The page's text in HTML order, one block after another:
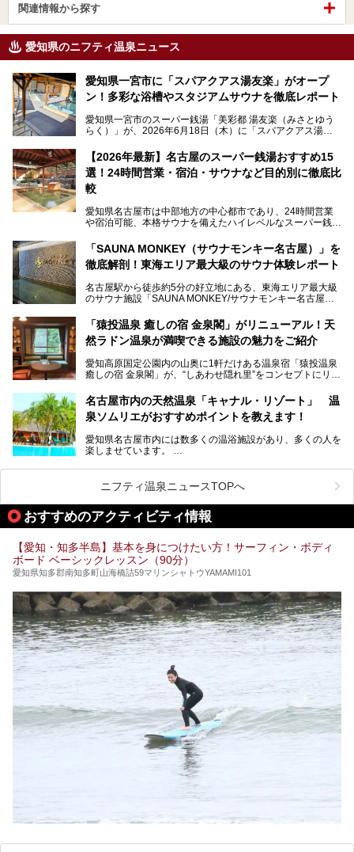
関連情報から探す
愛知県のニフティ温泉ニュース
愛知県一宮市に「スパアクアス湯友楽」がオープ
ン！多彩な浴槽やスタジアムサウナを徹底レポート
愛知県一宮市のスーパー銭湯「美彩都 湯友楽（みさとゆう
らく）」が、2026年6月18日（木）に「スパアクアス湯友
この地で30年にわたり愛され続けてきた施設だからこそ、
地元住民をはじめオープンを待ちわびている人も多いのでは
ないでしょうか。
老朽化した設備の補修を機に、2年前からじっくり構想を練
ってきたというだけあって、館内の充実度は想像以上。
以前の4倍に拡張したという露天エリアや10の浴槽、40人収
容の巨大なスタジアムサウナに、岩盤浴やリラクゼーション
までまるごと楽しめる施設に生まれ変わりました。
今回は、全面リニューアルして新しくなった「スパアクアス
【2026年最新】名古屋のスーパー銭湯おすすめ15
選！24時間営業・宿泊・サウナなど目的別に徹底比
較
愛知県名古屋市は中部地方の中心都市であり、24時間営業
や宿泊可能、本格サウナを備えたハイレベルなスーパー銭湯
そのため、「日々の仕事の疲れを心身ともにリセットした
い」「休日に時間を忘れて1日中ダラダラ過ごしたい」「コ
くある点が魅力です！
お好みの温泉施設を見つけて楽しんでくださいね。
「SAUNA MONKEY（サウナモンキー名古屋）」を
徹底解剖！東海エリア最大級のサウナ体験レポート
名古屋駅から徒歩約5分の好立地にある、東海エリア最大級
のサウナ施設「SAUNA MONKEY/サウナモンキー名古屋」
「名古屋駅周辺ってサウナが少ないよね」という声をよく耳
にするだけあり、アクセスの良さにも胸が高鳴ります。
今回は普段は男性専用となっているパブリックサウナが、女
さっそく取材してきました！
「猿投温泉 癒しの宿 金泉閣」がリニューアル！天
然ラドン温泉が満喫できる施設の魅力をご紹介
愛知高原国定公園内の山奥に1軒だけある温泉宿「猿投温泉
癒しの宿 金泉閣」が、“しあわせ隠れ里”をコンセプトにリニ
天然ラドン温泉が堪能できるお風呂や、新設・改装された客
室、地元の食材と温泉水で作られたお料理……。
ご紹介します。
名古屋市内の天然温泉「キャナル・リゾート」 温
泉ソムリエがおすすめポイントを教えます！
愛知県名古屋市内には数多くの温浴施設があり、多くの人を
楽しませています。
ムリエの目線で紹介していきます！
名古屋市内にはスーパー銭湯や日帰り温泉が多く、「どこに
行こうかな？」と悩んでしまう方も多いと思います。
ぜひこの記事を参考にして「キャナル・リゾート」に出かけ
てみるのはいかがでしょうか？
ニフティ温泉ニュースTOPへ
おすすめのアクティビティ情報
【愛知・知多半島】基本を身につけたい方！サーフィン・ボディ
ボード ベーシックレッスン（90分）
愛知県知多郡南知多町山海橋詰59マリンシャトウYAMAMI101